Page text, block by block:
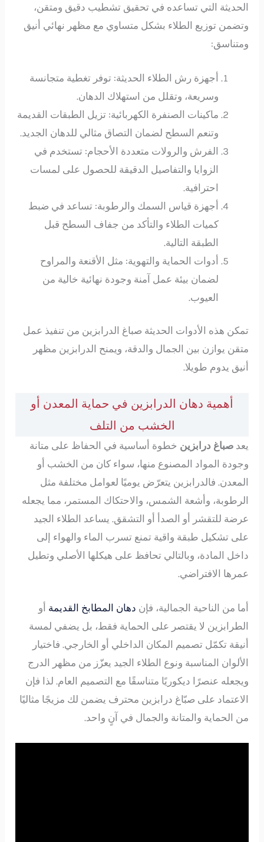
الحديثة التي تساعده في تحقيق تشطيب دقيق ومتقن،
وتضمن توزيع الطلاء بشكل متساوي مع مظهر نهائي أنيق
ومتناسق:
أجهزة رش الطلاء الحديثة: توفر تغطية متجانسة
وسريعة، وتقلل من استهلاك الدهان.
ماكينات الصنفرة الكهربائية: تزيل الطبقات القديمة
وتنعم السطح لضمان التصاق مثالي للدهان الجديد.
الفرش والرولات متعددة الأحجام: تستخدم في
الزوايا والتفاصيل الدقيقة للحصول على لمسات
احترافية.
أجهزة قياس السمك والرطوبة: تساعد في ضبط
كميات الطلاء والتأكد من جفاف السطح قبل
الطبقة التالية.
أدوات الحماية والتهوية: مثل الأقنعة والمراوح
لضمان بيئة عمل آمنة وجودة نهائية خالية من
العيوب.
تمكن هذه الأدوات الحديثة صباغ الدرابزين من تنفيذ عمل
متقن يوازن بين الجمال والدقة، ويمنح الدرابزين مظهر
أنيق يدوم طويلا.
أهمية دهان الدرابزين في حماية المعدن أو
الخشب من التلف
يعدصباغ درابزين خطوة أساسية في الحفاظ على متانة
وجودة المواد المصنوع منها، سواء كان من الخشب أو
المعدن. فالدرابزين يتعرّض يوميًا لعوامل مختلفة مثل
الرطوبة، وأشعة الشمس، والاحتكاك المستمر، مما يجعله
عرضة للتقشر أو الصدأ أو التشقق. يساعد الطلاء الجيد
على تشكيل طبقة واقية تمنع تسرب الماء والهواء إلى
داخل المادة، وبالتالي تحافظ على هيكلها الأصلي وتطيل
عمرها الافتراضي.
أما من الناحية الجمالية، فإن دهان المطابخ القديمة أو
الطرابزين لا يقتصر على الحماية فقط، بل يضفي لمسة
أنيقة تكمّل تصميم المكان الداخلي أو الخارجي. فاختيار
الألوان المناسبة ونوع الطلاء الجيد يعزّز من مظهر الدرج
ويجعله عنصرًا ديكوريًا متناسقًا مع التصميم العام. لذا فإن
الاعتماد على صبّاغ درابزين محترف يضمن لك مزيجًا مثاليًا
من الحماية والمتانة والجمال في آنٍ واحد.